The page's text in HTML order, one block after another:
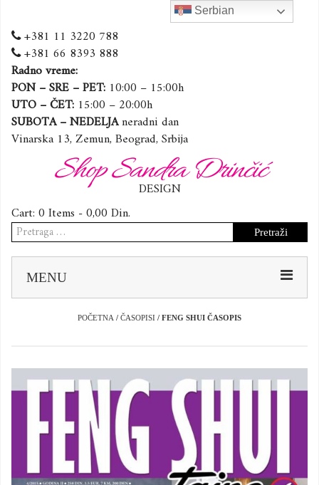
+381 11 3220 788
+381 66 8393 888
Radno vreme:
PON – SRE – PET: 10:00 – 15:00h
UTO – ČET: 15:00 – 20:00h
SUBOTA – NEDELJAneradni dan
Vinarska 13, Zemun, Beograd, Srbija
Shop Sandra Drinčić
DESIGN
Cart: 0 Items -0,00 Din.
Pretraga
za:
MENU
POČETNA / ČASOPISI / FENG SHUI ČASOPIS
Serbian